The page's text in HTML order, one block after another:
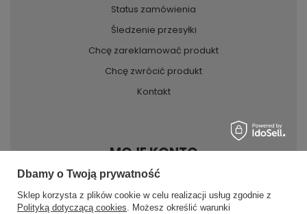
Status zamówienia
Śledzenie przesyłki
Chcę zareklamować produkt
Chcę zwrócić produkt
Kontakt
MOJE KONTO
INFORMACJE
Dbamy o Twoją prywatność
Sklep korzysta z plików cookie w celu realizacji usług zgodnie z
Polityką dotyczącą cookies. Możesz określić warunki